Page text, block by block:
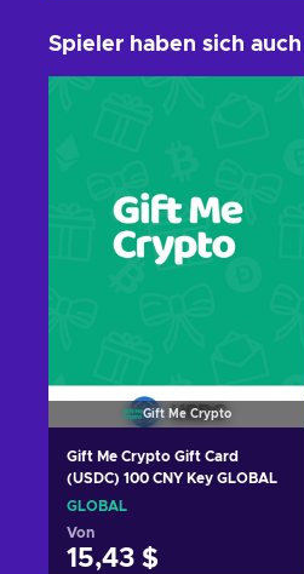
Spieler haben sich
Gift Me Crypto
Gift Me Crypto Gift Card
(USDC) 100 CNY Key GLOBAL
GLOBAL
Von
15,43 $